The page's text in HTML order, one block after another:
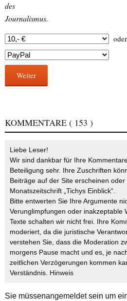
des
Journalismus.
oder
Weiter
KOMMENTARE ( 153 )
Liebe Leser!
Wir sind dankbar für Ihre
Beteiligung sehr. Ihre Zuschriften
Beiträge auf der Site erscheinen
Monatszeitschrift „Tichys Einblick“.
Bitte entwerten Sie Ihre Argumente
Verunglimpfungen oder inakzeptable
Texte schalten wir nicht frei. Ihre
moderiert, da die juristische
verstehen Sie, dass die Moderation
morgens Pause macht und es, je
zeitlichen Verzögerungen kommen
Verständnis. Hinweis
Sie müssenangemeldetsein um